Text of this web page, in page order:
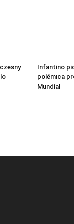
Infantino
polémica
Mundial